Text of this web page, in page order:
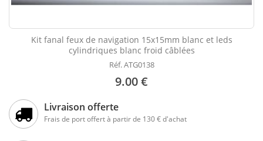
Kit fanal feux de navigation 15x15mm blanc et leds
cylindriques blanc froid câblées
Réf. ATG0138
9.00 €
Livraison offerte
Frais de port offert à partir de 130 € d'achat